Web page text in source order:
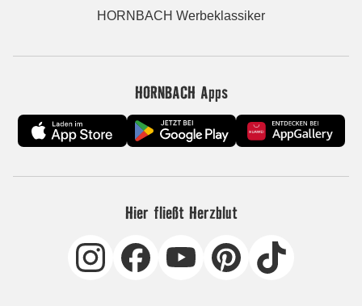
HORNBACH Werbeklassiker
HORNBACH Apps
Hier fließt Herzblut